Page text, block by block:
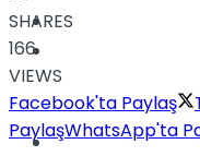
TV
Spor
SHARES
166
VIEWS
Facebook'ta Paylaş
PaylaşWhatsApp'ta